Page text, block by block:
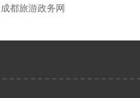
成都旅游政务网